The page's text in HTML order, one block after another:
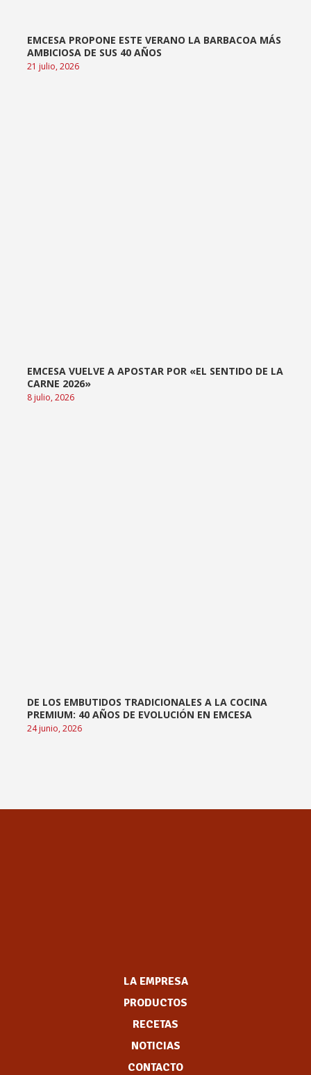
EMCESA PROPONE ESTE VERANO LA BARBACOA MÁS
AMBICIOSA DE SUS 40 AÑOS
21 julio, 2026
EMCESA VUELVE A APOSTAR POR «EL SENTIDO DE LA
CARNE 2026»
8 julio, 2026
DE LOS EMBUTIDOS TRADICIONALES A LA COCINA
PREMIUM: 40 AÑOS DE EVOLUCIÓN EN EMCESA
24 junio, 2026
LA EMPRESA
PRODUCTOS
RECETAS
NOTICIAS
CONTACTO